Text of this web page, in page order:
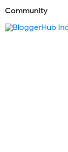
Community